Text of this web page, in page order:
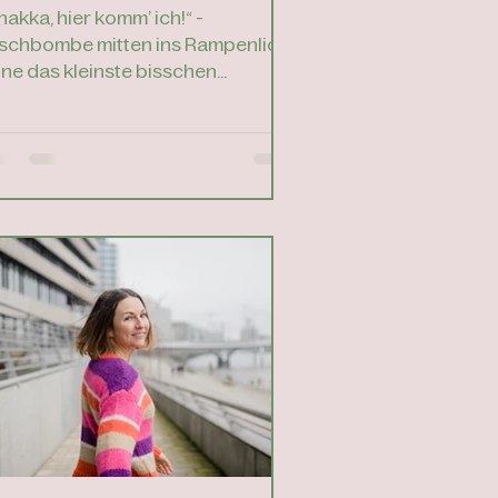
5 Impulsen.
hier komm’ ich!“ -
mitten ins Rampenlicht
das kleinste bisschen